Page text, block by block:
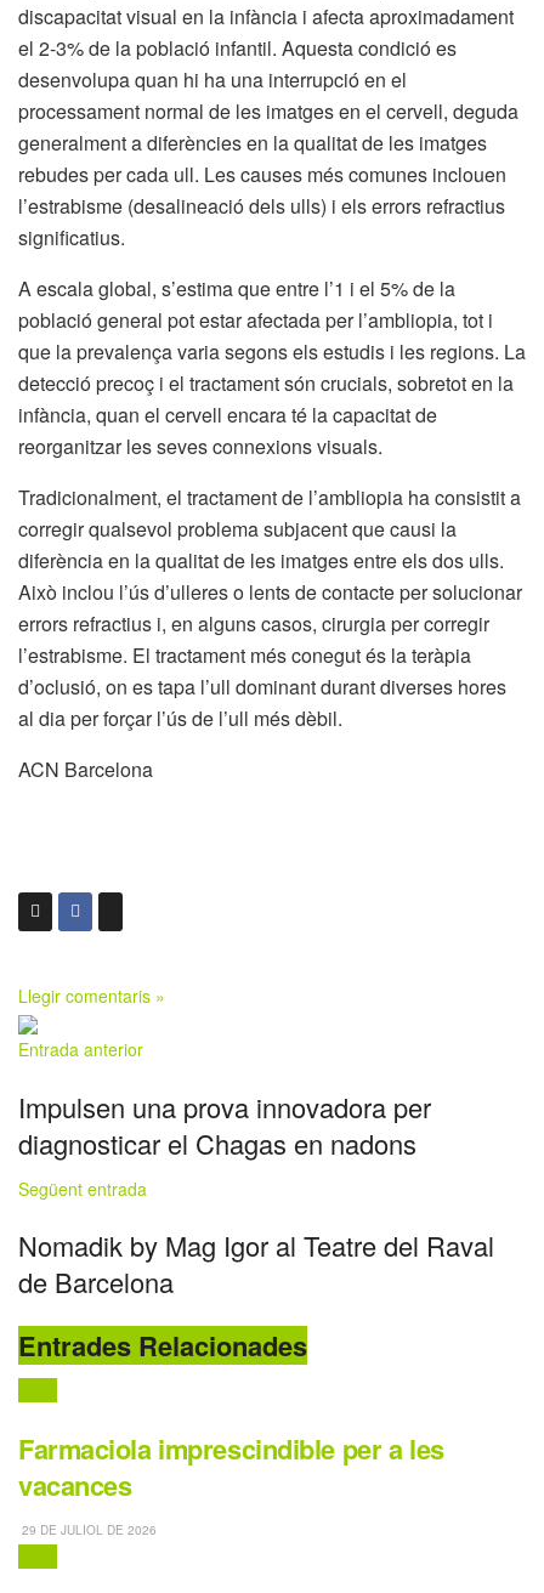
discapacitat visual en la infància i afecta aproximadament
el 2-3% de la població infantil. Aquesta condició es
desenvolupa quan hi ha una interrupció en el
processament normal de les imatges en el cervell, deguda
generalment a diferències en la qualitat de les imatges
rebudes per cada ull. Les causes més comunes inclouen
l’estrabisme (desalineació dels ulls) i els errors refractius
significatius.
A escala global, s’estima que entre l’1 i el 5% de la
població general pot estar afectada per l’ambliopia, tot i
que la prevalença varia segons els estudis i les regions. La
detecció precoç i el tractament són crucials, sobretot en la
infància, quan el cervell encara té la capacitat de
reorganitzar les seves connexions visuals.
Tradicionalment, el tractament de l’ambliopia ha consistit a
corregir qualsevol problema subjacent que causi la
diferència en la qualitat de les imatges entre els dos ulls.
Això inclou l’ús d’ulleres o lents de contacte per solucionar
errors refractius i, en alguns casos, cirurgia per corregir
l’estrabisme. El tractament més conegut és la teràpia
d’oclusió, on es tapa l’ull dominant durant diverses hores
al dia per forçar l’ús de l’ull més dèbil.
ACN Barcelona
Llegir comentaris »
Entrada anterior
Impulsen una prova innovadora per
diagnosticar el Chagas en nadons
Següent entrada
Nomadik by Mag Igor al Teatre del Raval
de Barcelona
Entrades Relacionades
Farmaciola imprescindible per a les
vacances
29 DE JULIOL DE 2026